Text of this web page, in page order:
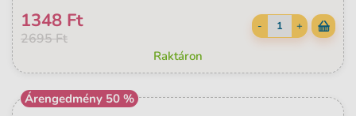
2695 Ft
1348 Ft - +
Raktáron
Árengedmény 50 %